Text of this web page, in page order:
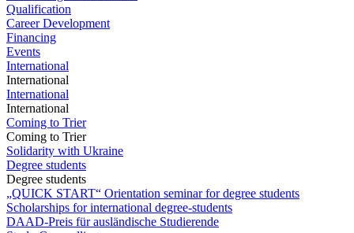
Qualification
Career Development
Financing
Events
International
International
International
International
Coming to Trier
Coming to Trier
Solidarity with Ukraine
Degree students
Degree students
„QUICK START“ Orientation seminar for degree students
Scholarships for international degree-students
DAAD-Preis für ausländische Studierende